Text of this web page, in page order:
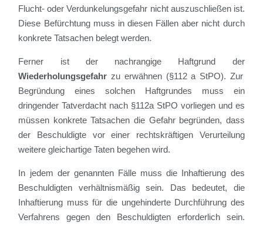
Flucht- oder Verdunkelungsgefahr nicht auszuschließen ist.
Diese Befürchtung muss in diesen Fällen aber nicht durch
konkrete Tatsachen belegt werden.
Ferner ist der nachrangige Haftgrund der
Wiederholungsgefahr zu erwähnen (§112 a StPO). Zur
Begründung eines solchen Haftgrundes muss ein
dringender Tatverdacht nach §112a StPO vorliegen und es
müssen konkrete Tatsachen die Gefahr begründen, dass
der Beschuldigte vor einer rechtskräftigen Verurteilung
weitere gleichartige Taten begehen wird.
In jedem der genannten Fälle muss die Inhaftierung des
Beschuldigten verhältnismäßig sein. Das bedeutet, die
Inhaftierung muss für die ungehinderte Durchführung des
Verfahrens gegen den Beschuldigten erforderlich sein.